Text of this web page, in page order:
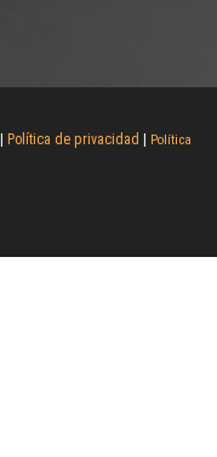
Política de privacidad
Política